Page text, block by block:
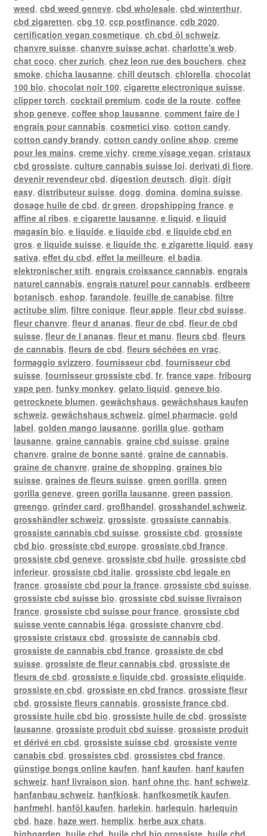
weed, cbd weed geneve, cbd wholesale, cbd winterthur,
cbd zigaretten, cbg 10, ccp postfinance, cdb 2020,
certification vegan cosmetique, ch cbd öl schweiz,
chanvre suisse, chanvre suisse achat, charlotte's web,
chat coco, cher zurich, chez leon rue des bouchers, chez
smoke, chicha lausanne, chill deutsch, chlorella, chocolat
100 bio, chocolat noir 100, cigarette electronique suisse,
clipper torch, cocktail premium, code de la route, coffee
shop geneve, coffee shop lausanne, comment faire de l
engrais pour cannabis, cosmetici viso, cotton candy,
cotton candy brandy, cotton candy online shop, creme
pour les mains, creme vichy, creme visage vegan, cristaux
cbd grossiste, culture cannabis suisse loi, derivati di fiore,
devenir revendeur cbd, digestion deutsch, digit, digit
easy, distributeur suisse, dogg, domina, domina suisse,
dosage huile de cbd, dr green, dropshipping france, e
affine al ribes, e cigarette lausanne, e liquid, e liquid
magasin bio, e liquide, e liquide cbd, e liquide cbd en
gros, e liquide suisse, e liquide thc, e zigarette liquid, easy
sativa, effet du cbd, effet la meilleure, el badia,
elektronischer stift, engrais croissance cannabis, engrais
naturel cannabis, engrais naturel pour cannabis, erdbeere
botanisch, eshop, farandole, feuille de canabise, filtre
actitube slim, filtre conique, fleur apple, fleur cbd suisse,
fleur chanvre, fleur d ananas, fleur de cbd, fleur de cbd
suisse, fleur de l ananas, fleur et manu, fleurs cbd, fleurs
de cannabis, fleurs de cbd, fleurs séchées en vrac,
formaggio svizzero, fournisseur cbd, fournisseur cbd
suisse, fournisseur grossiste cbd, fr, france vape, fribourg
vape pen, funky monkey, gelato liquid, geneve bio,
getrocknete blumen, gewächshaus, gewächshaus kaufen
schweiz, gewächshaus schweiz, gimel pharmacie, gold
label, golden mango lausanne, gorilla glue, gotham
lausanne, graine cannabis, graine cbd suisse, graine
chanvre, graine de bonne santé, graine de cannabis,
graine de chanvre, graine de shopping, graines bio
suisse, graines de fleurs suisse, green gorilla, green
gorilla geneve, green gorilla lausanne, green passion,
greengo, grinder card, großhandel, grosshandel schweiz,
grosshändler schweiz, grossiste, grossiste cannabis,
grossiste cannabis cbd suisse, grossiste cbd, grossiste
cbd bio, grossiste cbd europe, grossiste cbd france,
grossiste cbd geneve, grossiste cbd huile, grossiste cbd
inferieur, grossiste cbd italie, grossiste cbd legale en
france, grossiste cbd pour la france, grossiste cbd suisse,
grossiste cbd suisse bio, grossiste cbd suisse livraison
france, grossiste cbd suisse pour france, grossiste cbd
suisse vente cannabis léga, grossiste chanvre cbd,
grossiste cristaux cbd, grossiste de cannabis cbd,
grossiste de cannabis cbd france, grossiste de cbd
suisse, grossiste de fleur cannabis cbd, grossiste de
fleurs de cbd, grossiste e liquide cbd, grossiste eliquide,
grossiste en cbd, grossiste en cbd france, grossiste fleur
cbd, grossiste fleurs cannabis, grossiste france cbd,
grossiste huile cbd bio, grossiste huile de cbd, grossiste
lausanne, grossiste produit cbd suisse, grossiste produit
et dérivé en cbd, grossiste suisse cbd, grossiste vente
canabis cbd, grossistes cbd, grossistes cbd france,
günstige bongs online kaufen, hanf kaufen, hanf kaufen
schweiz, hanf livraison sion, hanf ohne thc, hanf schweiz,
hanfanbau schweiz, hanfkiosk, hanfkosmetik kaufen,
hanfmehl, hanföl kaufen, harlekin, harlequin, harlequin
cbd, haze, haze wert, hemplix, herbe aux chats,
highgarden, huile cbd, huile cbd bio grossiste, huile cbd